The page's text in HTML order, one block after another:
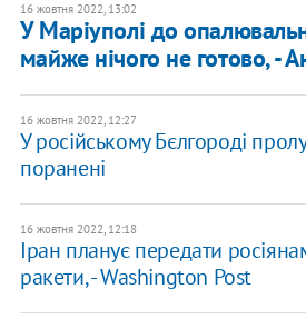
16 жовтня 2022, 13:02
У Маріуполі до
майже нічого не готово, -
16 жовтня 2022, 12:27
У російському Бєлгороді
поранені
16 жовтня 2022, 12:18
Іран планує передати
ракети, - Washington Post